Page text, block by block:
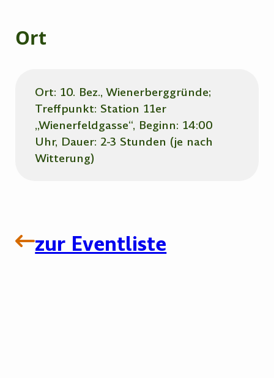
Ort
Ort: 10. Bez., Wienerberggründe;
Treffpunkt: Station 11er
„Wienerfeldgasse“, Beginn: 14:00
Uhr, Dauer: 2-3 Stunden (je nach
Witterung)
zur Eventliste